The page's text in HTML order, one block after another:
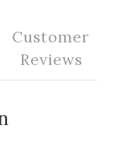
Customer
Reviews